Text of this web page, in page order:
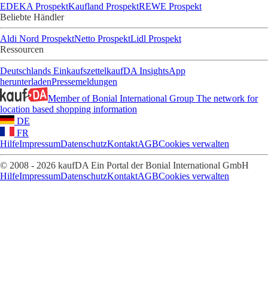
EDEKA ProspektKaufland ProspektREWE Prospekt
Beliebte Händler
Aldi Nord ProspektNetto ProspektLidl Prospekt
Ressourcen
Deutschlands EinkaufszettelkaufDA InsightsApp
herunterladenPressemeldungen
Member of Bonial International Group The network for
location based shopping information
DE
FR
HilfeImpressumDatenschutzKontaktAGBCookies verwalten
© 2008 - 2026 kaufDA Ein Portal der Bonial International GmbH
HilfeImpressumDatenschutzKontaktAGBCookies verwalten